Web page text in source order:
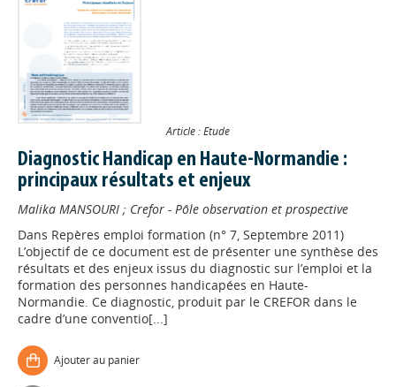
Article : Etude
Diagnostic Handicap en Haute-Normandie :
principaux résultats et enjeux
Malika MANSOURI ; Crefor - Pôle observation et prospective
Dans Repères emploi formation (n° 7, Septembre 2011)
L’objectif de ce document est de présenter une synthèse des
résultats et des enjeux issus du diagnostic sur l’emploi et la
formation des personnes handicapées en Haute-
Normandie. Ce diagnostic, produit par le CREFOR dans le
cadre d’une conventio[...]
Ajouter au panier